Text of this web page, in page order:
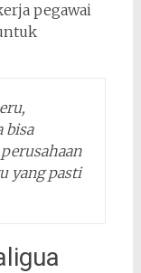
pegawai
bisa
yang pasti